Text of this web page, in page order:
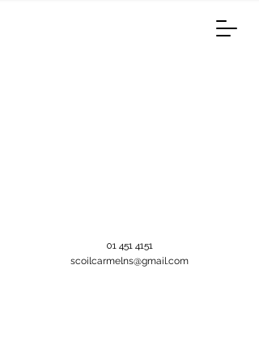
01 451 4151
scoilcarmelns@gmail.com